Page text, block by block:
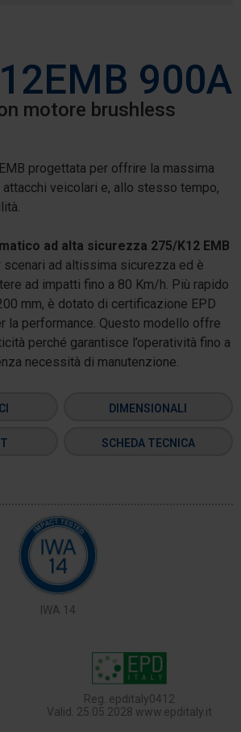
900A
motore brushless
progettata per offrire la massima
veicolari e, allo stesso tempo,
ad alta sicurezza 275/K12 EMB
ad altissima sicurezza ed è
ad impatti fino a 80 Km/h. Più rapido
mm, è dotato di certificazione EPD
la performance. Questo modello offre
perché garantisce l’operatività fino a
necessità di manutenzione.
DIMENSIONALI
SCHEDA TECNICA
IWA 14
Reg. epditaly0412
Valid. 25.05.2028 www.epditaly.it